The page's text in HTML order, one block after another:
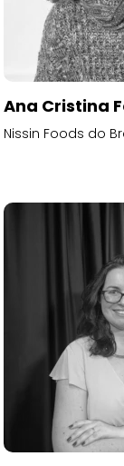
Ana Cristina
Nissin Foods do